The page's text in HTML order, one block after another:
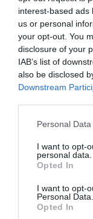
interest-based ads
us or personal
your opt-out. You
disclosure of your
IAB’s list of
also be disclosed
Downstream
Personal
I want to opt-
personal data.
Opted In
I want to opt-
Personal Data.
Opted In